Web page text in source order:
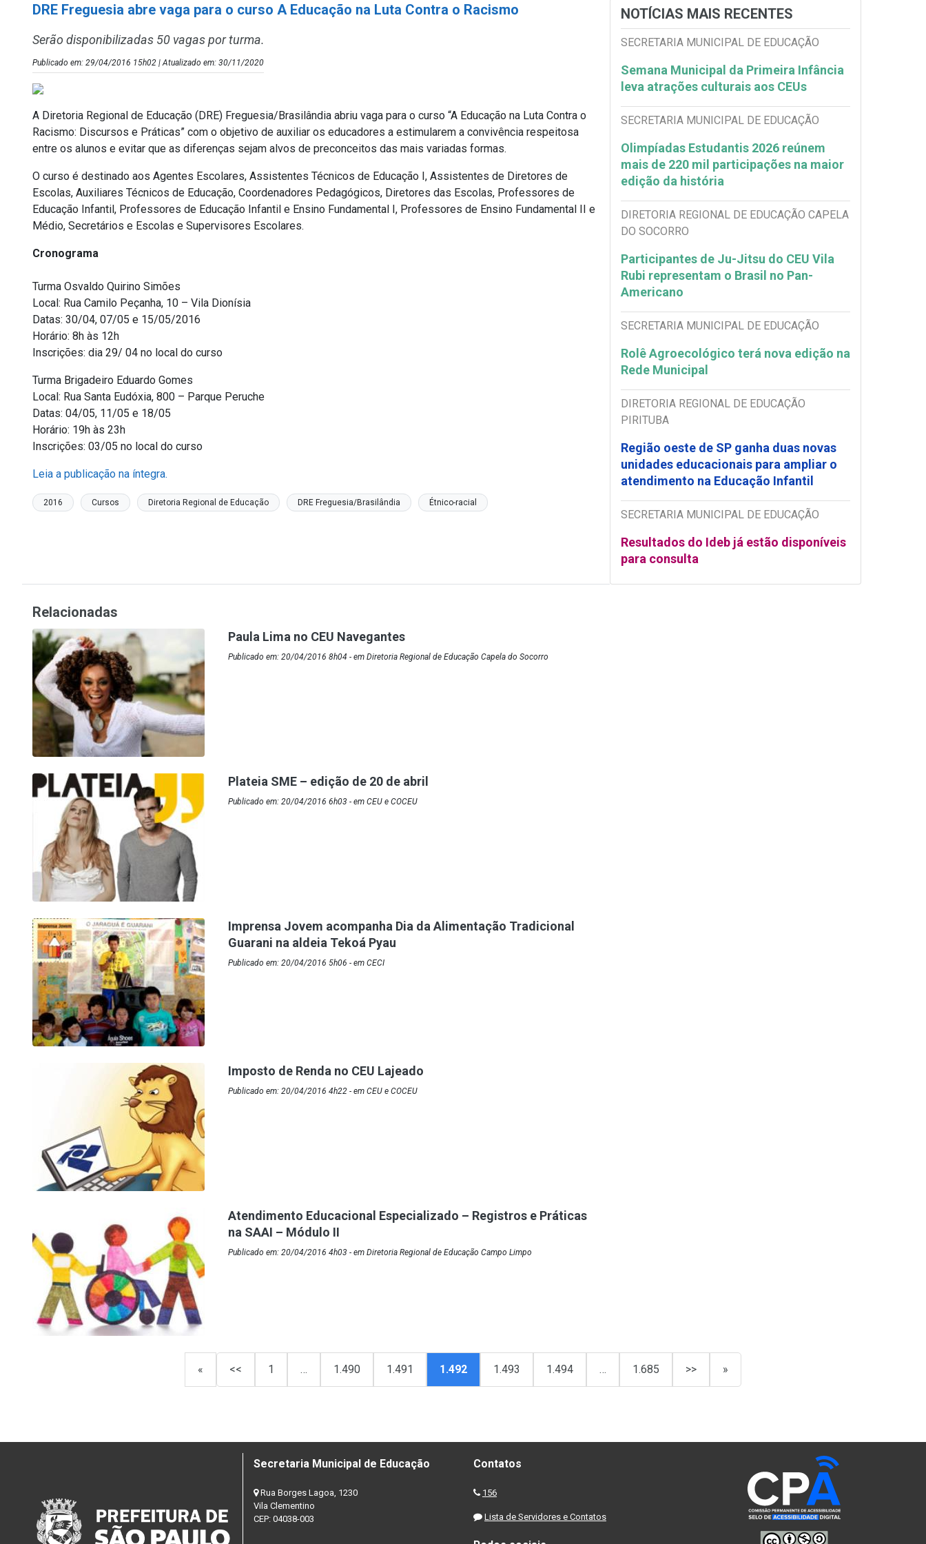
DRE Freguesia abre vaga para o curso A Educação na Luta Contra o Racismo
Serão disponibilizadas 50 vagas por turma.
Publicado em: 29/04/2016 15h02 | Atualizado em: 30/11/2020
A Diretoria Regional de Educação (DRE) Freguesia/Brasilândia abriu vaga para o curso “A Educação na Luta Contra o
Racismo: Discursos e Práticas” com o objetivo de auxiliar os educadores a estimularem a convivência respeitosa
entre os alunos e evitar que as diferenças sejam alvos de preconceitos das mais variadas formas.
O curso é destinado aos Agentes Escolares, Assistentes Técnicos de Educação I, Assistentes de Diretores de
Escolas, Auxiliares Técnicos de Educação, Coordenadores Pedagógicos, Diretores das Escolas, Professores de
Educação Infantil, Professores de Educação Infantil e Ensino Fundamental I, Professores de Ensino Fundamental II e
Médio, Secretários e Escolas e Supervisores Escolares.
Cronograma
Turma Osvaldo Quirino Simões
Local: Rua Camilo Peçanha, 10 – Vila Dionísia
Datas: 30/04, 07/05 e 15/05/2016
Horário: 8h às 12h
Inscrições: dia 29/ 04 no local do curso
Turma Brigadeiro Eduardo Gomes
Local: Rua Santa Eudóxia, 800 – Parque Peruche
Datas: 04/05, 11/05 e 18/05
Horário: 19h às 23h
Inscrições: 03/05 no local do curso
Leia a publicação na íntegra.
2016 Cursos Diretoria Regional de Educação DRE Freguesia/Brasilândia Étnico-racial
NOTÍCIAS MAIS RECENTES
SECRETARIA MUNICIPAL DE EDUCAÇÃO
Semana Municipal da Primeira Infância
leva atrações culturais aos CEUs
SECRETARIA MUNICIPAL DE EDUCAÇÃO
Olimpíadas Estudantis 2026 reúnem
mais de 220 mil participações na maior
edição da história
DIRETORIA REGIONAL DE EDUCAÇÃO CAPELA
DO SOCORRO
Participantes de Ju-Jitsu do CEU Vila
Rubi representam o Brasil no Pan-
Americano
SECRETARIA MUNICIPAL DE EDUCAÇÃO
Rolê Agroecológico terá nova edição na
Rede Municipal
DIRETORIA REGIONAL DE EDUCAÇÃO
PIRITUBA
Região oeste de SP ganha duas novas
unidades educacionais para ampliar o
atendimento na Educação Infantil
SECRETARIA MUNICIPAL DE EDUCAÇÃO
Resultados do Ideb já estão disponíveis
para consulta
Relacionadas
Paula Lima no CEU Navegantes
Publicado em: 20/04/2016 8h04 - em Diretoria Regional de Educação Capela do Socorro
Plateia SME – edição de 20 de abril
Publicado em: 20/04/2016 6h03 - em CEU e COCEU
Imprensa Jovem acompanha Dia da Alimentação Tradicional
Guarani na aldeia Tekoá Pyau
Publicado em: 20/04/2016 5h06 - em CECI
Imposto de Renda no CEU Lajeado
Publicado em: 20/04/2016 4h22 - em CEU e COCEU
Atendimento Educacional Especializado – Registros e Práticas
na SAAI – Módulo II
Publicado em: 20/04/2016 4h03 - em Diretoria Regional de Educação Campo Limpo
« << 1 … 1.490 1.491 1.492 1.493 1.494 … 1.685 >> »
Secretaria Municipal de Educação
Rua Borges Lagoa, 1230
Vila Clementino
CEP: 04038-003
Contatos
156
Lista de Servidores e Contatos